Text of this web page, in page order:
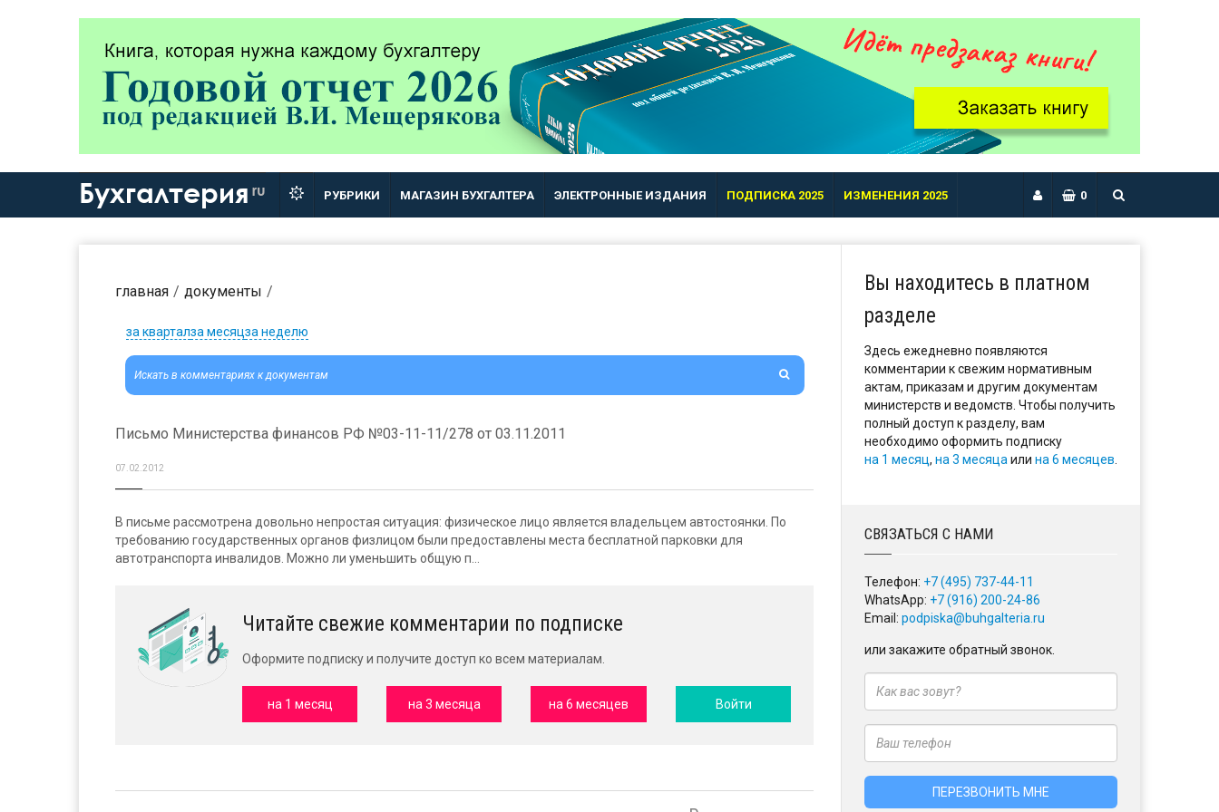
Бухгалтерия ru РУБРИКИ МАГАЗИН БУХГАЛТЕРА ЭЛЕКТРОННЫЕ ИЗДАНИЯ ПОДПИСКА 2025 ИЗМЕНЕНИЯ 2025 0
главная документы
за кварталза месяцза неделю
Письмо Министерства финансов РФ №03-11-11/278 от 03.11.2011
07.02.2012
В письме рассмотрена довольно непростая ситуация: физическое лицо является владельцем автостоянки. По
требованию государственных органов физлицом были предоставлены места бесплатной парковки для
автотранспорта инвалидов. Можно ли уменьшить общую п...
Читайте свежие комментарии по подписке
Оформите подписку и получите доступ ко всем материалам.
на 1 месяц на 3 месяца на 6 месяцев Войти
Вы находитесь в платном
разделе
Здесь ежедневно появляются
комментарии к свежим нормативным
актам, приказам и другим документам
министерств и ведомств. Чтобы получить
полный доступ к разделу, вам
необходимо оформить подписку
на 1 месяц, на 3 месяца или на 6 месяцев
СВЯЗАТЬСЯ С НАМИ
Телефон: +7 (495) 737-44-11
WhatsApp: +7 (916) 200-24-86
Email: podpiska@buhgalteria.ru
или закажите обратный звонок.